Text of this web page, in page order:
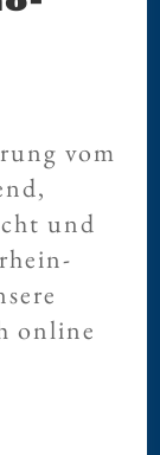
vom
und
online